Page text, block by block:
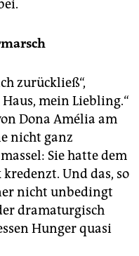
zurückließ“,
mein Liebling.“
Dona Amélia am
nicht ganz
Sie hatte dem
Und das, so
nicht unbedingt
dramaturgisch
Hunger quasi